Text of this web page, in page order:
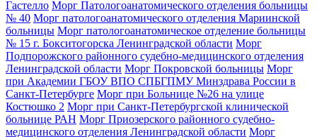
Гастелло Морг Патологоанатомического отделения больницы
№ 40 Морг патологоанатомического отделения Мариинской
больницы Морг патологоанатомическое отделение больницы
№ 15 г. Бокситогорска Ленинградской области Морг
Подпорожского районного судебно-медицинского отделения
Ленинградской области Морг Покровской больницы Морг
при Академии ГБОУ ВПО СПБГПМУ Минздрава России в
Санкт-Петербурге Морг при Больнице №26 на улице
Костюшко 2 Морг при Санкт-Петербургской клинической
больнице РАН Морг Приозерского районного судебно-
медицинского отделения Ленинградской области Морг